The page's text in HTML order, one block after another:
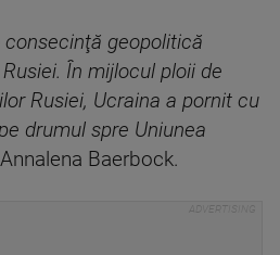
consecinţă geopolitică
În mijlocul ploii de
Rusiei, Ucraina a pornit cu
drumul spre Uniunea
Baerbock.